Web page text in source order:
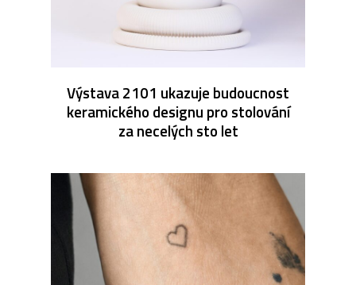
Výstava 2101 ukazuje budoucnost
keramického designu pro stolování
za necelých sto let